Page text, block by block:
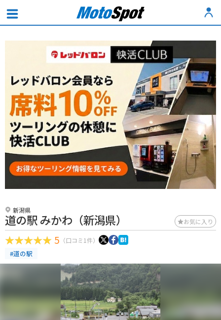
新潟県
道の駅 みかわ（新潟県） お気に入り
5 （口コミ1件）
#道の駅